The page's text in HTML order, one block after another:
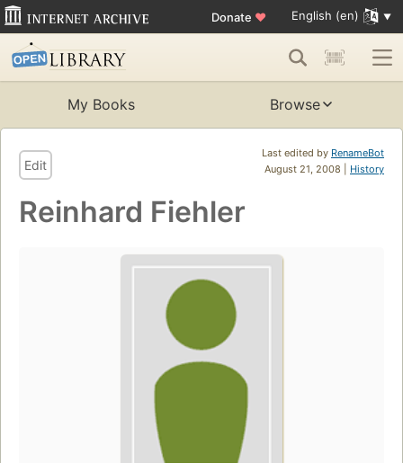
Donate ♥ English (en)
My Books Browse
Last edited by RenameBot
August 21, 2008 | History
Edit
Reinhard Fiehler